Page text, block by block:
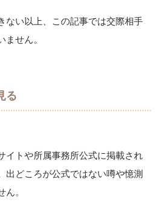
ない以上、この記事では交際相手
せん。
る
イトや所属事務所公式に掲載され
出どころが公式ではない噂や憶測
。